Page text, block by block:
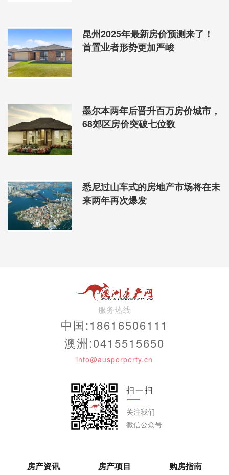
昆州2025年最新房价预测来了！
首置业者形势更加严峻
墨尔本两年后晋升百万房价城市，
68郊区房价突破七位数
悉尼过山车式的房地产市场将在未
来两年再次爆发
服务热线
中国:18616506111
澳洲:0415515650
info@ausporperty.cn
扫一扫
关注我们
微信公众号
房产资讯 房产项目 购房指南